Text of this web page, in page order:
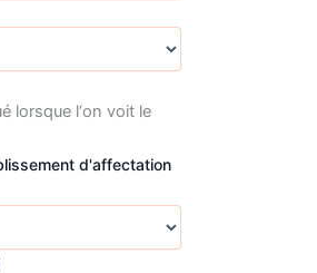
lorsque l‘on voit le
d'affectation